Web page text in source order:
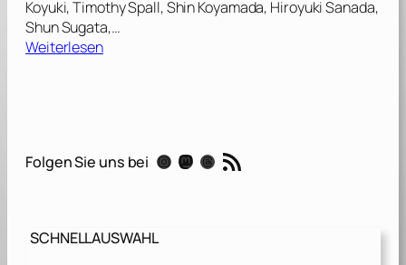
Koyuki, Timothy Spall, Shin Koyamada, Hiroyuki Sanada,
Shun Sugata,…
Weiterlesen:
a
a
Folgen Sie uns bei Instagram Mastodon Threads RSS-Feed
SCHNELLAUSWAHL